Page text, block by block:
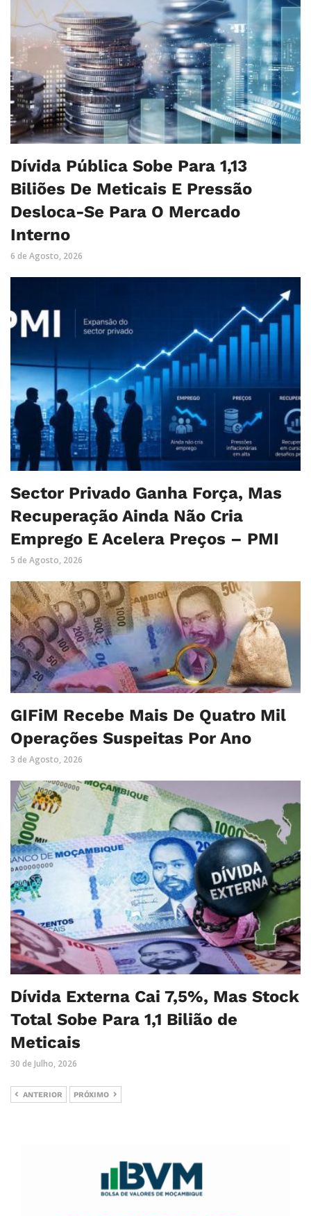
Dívida Pública Sobe Para 1,13
Biliões De Meticais E Pressão
Desloca-Se Para O Mercado
Interno
6 de Agosto, 2026
Sector Privado Ganha Força, Mas
Recuperação Ainda Não Cria
Emprego E Acelera Preços – PMI
5 de Agosto, 2026
GIFiM Recebe Mais De Quatro Mil
Operações Suspeitas Por Ano
3 de Agosto, 2026
Dívida Externa Cai 7,5%, Mas Stock
Total Sobe Para 1,1 Bilião de
Meticais
30 de Julho, 2026
ANTERIOR PRÓXIMO